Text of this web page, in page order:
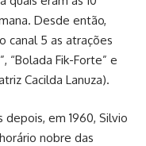
Desde então,
canal 5 as atrações
“Bolada Fik-Forte” e
Cacilda Lanuza).
em 1960, Silvio
nobre das